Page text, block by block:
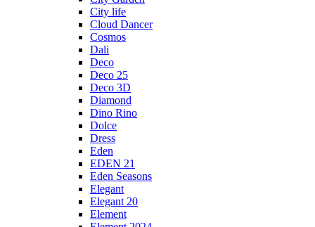
City life
Cloud Dancer
Cosmos
Dali
Deco
Deco 25
Deco 3D
Diamond
Dino Rino
Dolce
Dress
Eden
EDEN 21
Eden Seasons
Elegant
Elegant 20
Element